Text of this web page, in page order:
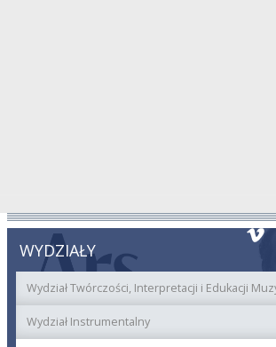
WYDZIAŁY
Wydział Twórczości, Interpretacji i Edukacji
Wydział Instrumentalny